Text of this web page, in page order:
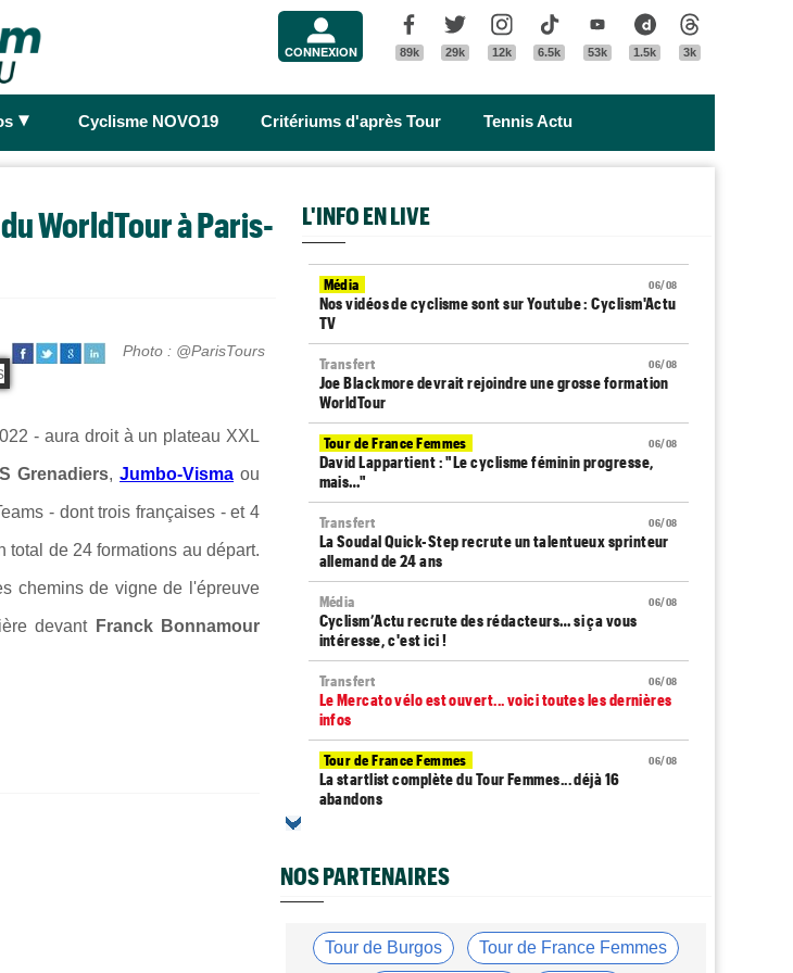
CONNEXION
Facebook
89k
Twitter
29k
Instagram
12k
Tik Tok
6.5k
Youtube
53k
Dailymotion
1.5k 3k
► Cyclisme NOVO19 Critériums d'après Tour Tennis Actu
WorldTour à Paris-
Photo : @ParisTours
- aura droit à un plateau XXL
Grenadiers,Jumbo-Visma ou
- dont trois françaises - et 4
total de 24 formations au départ.
chemins de vigne de l'épreuve
devant Franck Bonnamour
L'INFO EN LIVE
06/08
Média
Nos vidéos de cyclisme sont sur Youtube : Cyclism'Actu
TV
06/08
Transfert
Joe Blackmore devrait rejoindre une grosse formation
WorldTour
06/08
Tour de France Femmes
David Lappartient : "Le cyclisme féminin progresse,
mais…"
06/08
Transfert
La Soudal Quick-Step recrute un talentueux sprinteur
allemand de 24 ans
06/08
Média
Cyclism’Actu recrute des rédacteurs… si ça vous
intéresse, c'est ici !
06/08
Transfert
Le Mercato vélo est ouvert... voici toutes les dernières
infos
06/08
Tour de France Femmes
La startlist complète du Tour Femmes... déjà 16
abandons
profil…
La surprise Francisco Campos remporte la 1ère étape
NOS PARTENAIRES
Tour de Burgos Tour de France Femmes